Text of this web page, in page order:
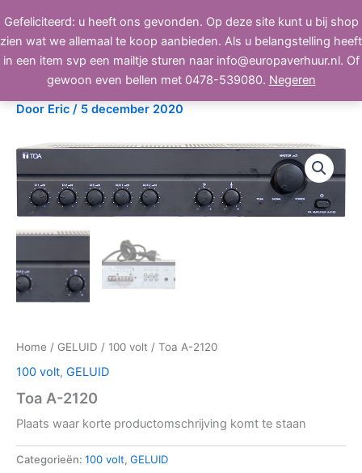
Gefeliciteerd: u heeft ons gevonden. Op deze site kunt u bij shop
zien wat we allemaal te koop aanbieden. Als u belangstelling heeft
in een item svp een mailtje sturen naar info@europaverhuur.nl. Of
gewoon even bellen met 0478-539080. Negeren
naar
de
inhoud
BEELD, GELUID, LICHT
Toa A-2120
Door Eric / 5 december 2020
Home / GELUID / 100 volt / Toa A-2120
100 volt, GELUID
Toa A-2120
Plaats waar korte productomschrijving komt te staan
Categorieën: 100 volt, GELUID